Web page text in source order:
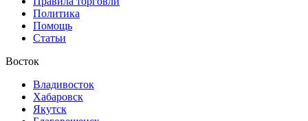
Политика
Помощь
Статьи
Восток
Владивосток
Хабаровск
Якутск